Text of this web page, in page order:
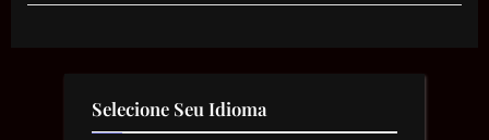
Selecione Seu Idioma